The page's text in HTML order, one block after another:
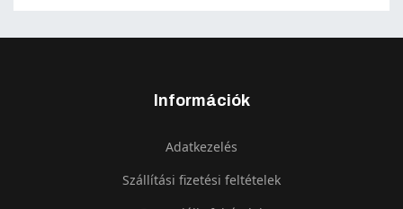
Információk
Adatkezelés
Szállítási fizetési feltételek